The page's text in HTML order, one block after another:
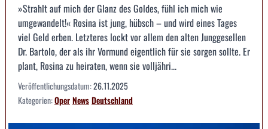
»Strahlt auf mich der Glanz des Goldes, fühl ich mich wie
umgewandelt!« Rosina ist jung, hübsch – und wird eines Tages
viel Geld erben. Letzteres lockt vor allem den alten Junggesellen
Dr. Bartolo, der als ihr Vormund eigentlich für sie sorgen sollte. Er
plant, Rosina zu heiraten, wenn sie volljähri...
Veröffentlichungsdatum:26.11.2025
Kategorien:OperNewsDeutschland